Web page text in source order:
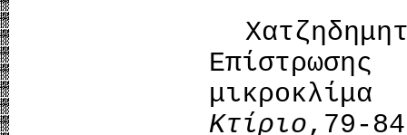
Κτίριο,79-